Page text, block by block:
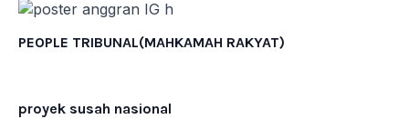
PEOPLE TRIBUNAL(MAHKAMAH RAKYAT)
proyek susah nasional